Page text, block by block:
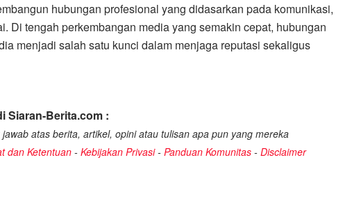
hubungan profesional yang didasarkan pada komunikasi,
Di tengah perkembangan media yang semakin cepat, hubungan
menjadi salah satu kunci dalam menjaga reputasi sekaligus
Siaran-Berita.com :
atas berita, artikel, opini atau tulisan apa pun yang mereka
dan Ketentuan - Kebijakan Privasi- Panduan Komunitas - Disclaimer